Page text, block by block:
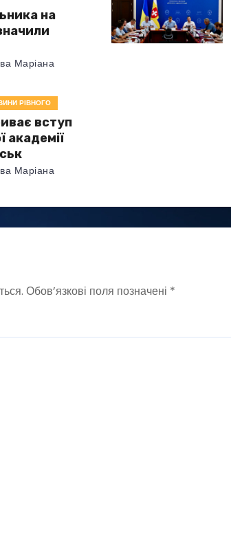
на
Маріана
РІВНОГО
вступ
академії
Маріана
Обов’язкові поля позначені *